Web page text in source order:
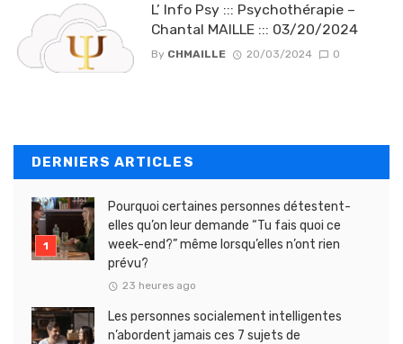
L’ Info Psy ::: Psychothérapie –
Chantal MAILLE ::: 03/20/2024
By CHMAILLE 20/03/2024 0
DERNIERS ARTICLES
Pourquoi certaines personnes détestent-
elles qu’on leur demande “Tu fais quoi ce
week-end?” même lorsqu’elles n’ont rien
prévu?
23 heures ago
Les personnes socialement intelligentes
n’abordent jamais ces 7 sujets de